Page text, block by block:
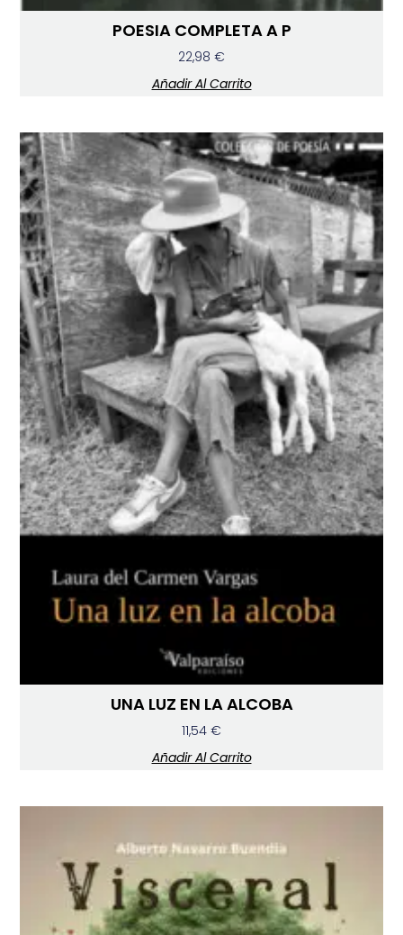
POESIA COMPLETA A P
22,98 €
Añadir Al Carrito
UNA LUZ EN LA ALCOBA
11,54 €
Añadir Al Carrito